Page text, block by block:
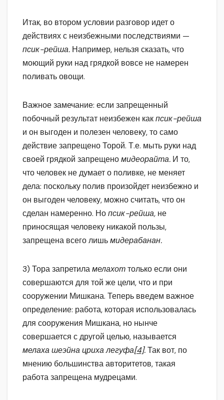
Итак, во втором условии разговор идет о
действиях с неизбежными последствиями —
псик-рейша. Например, нельзя сказать, что
моющий руки над грядкой вовсе не намерен
поливать овощи.
Важное замечание: если запрещенный
побочный результат неизбежен какпсик-рейша
и он выгоден и полезен человеку, то само
действие запрещено Торой. Т.е. мыть руки над
своей грядкой запрещеномидеорайта. И то,
что человек не думает о поливке, не меняет
дела: поскольку полив произойдет неизбежно и
он выгоден человеку, можно считать, что он
сделан намеренно. Нопсик-рейша, не
приносящая человеку никакой пользы,
запрещена всего лишьмидерабанан.
3) Тора запретиламелахоттолько если они
совершаются для той же цели, что и при
сооружении Мишкана. Теперь введем важное
определение: работа, которая использовалась
для сооружения Мишкана, но нынче
совершается с другой целью, называется
мелаха шеэйна цриха легуфа[4].Так вот, по
мнению большинства авторитетов, такая
работа запрещена мудрецами.